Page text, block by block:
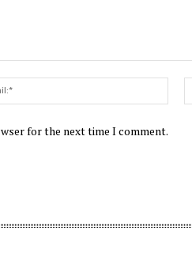
for the next time I comment.